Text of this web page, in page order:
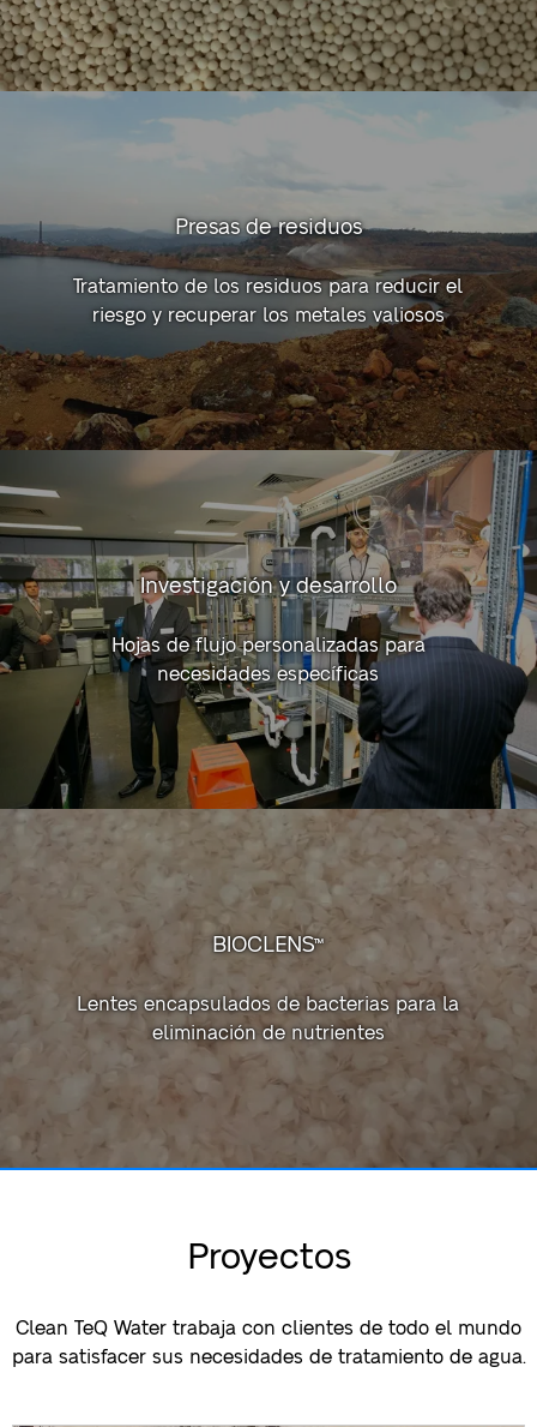
Presas de residuos
Tratamiento de los residuos para reducir el
riesgo y recuperar los metales valiosos
Investigación y desarrollo
Hojas de flujo personalizadas para
necesidades específicas
BIOCLENS™
Lentes encapsulados de bacterias para la
eliminación de nutrientes
Proyectos
Clean TeQ Water trabaja con clientes de todo el mundo
para satisfacer sus necesidades de tratamiento de agua.